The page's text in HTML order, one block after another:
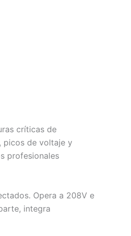
críticas de
picos de voltaje y
profesionales
Opera a 208V e
integra